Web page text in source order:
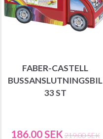
FABER-CASTELL
BUSSANSLUTNINGSBIL
33 ST
186.00 SEK 219.00 SEK